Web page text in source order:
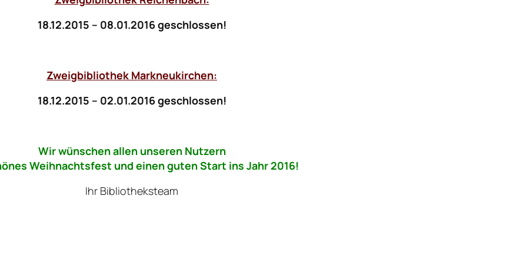
18.12.2015 – 08.01.2016 geschlossen!
Zweigbibliothek Markneukirchen:
18.12.2015 – 02.01.2016 geschlossen!
Wir wünschen allen unseren Nutzern
Weihnachtsfest und einen guten Start ins Jahr 2016!
Ihr Bibliotheksteam